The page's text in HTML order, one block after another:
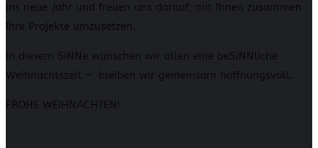
ins neue Jahr und freuen uns darauf, mit Ihnen zusammen
Ihre Projekte umzusetzen.
In diesem SiNNe wünschen wir allen eine beSiNNliche
Weihnachtszeit – bleiben wir gemeinsam hoffnungsvoll.
FROHE WEIHNACHTEN!